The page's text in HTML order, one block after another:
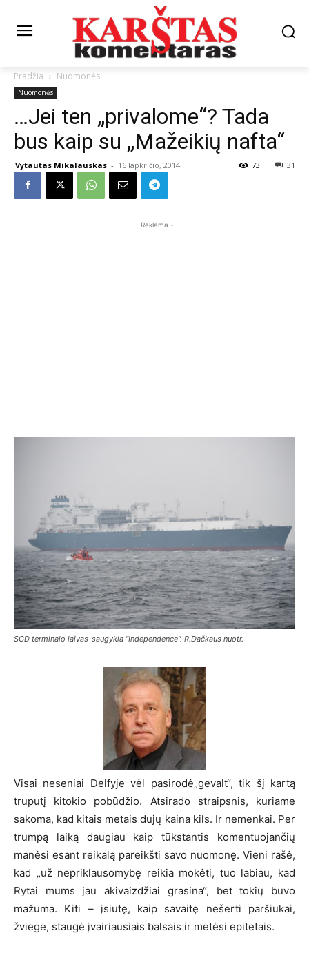
Pradžia Nuomonės
Nuomonės
…Jei ten „privalome“? Tada
bus kaip su „Mažeikių nafta“
Vytautas Mikalauskas - 16 lapkričio, 2014 31
73
- Reklama -
SGD terminalo laivas-saugykla "Independence". R.Dačkaus nuotr.
Visai neseniai Delfyje vėl pasirodė„gevalt“, tik šį kartą
truputį kitokio pobūdžio. Atsirado straipsnis, kuriame
sakoma, kad kitais metais dujų kaina kils. Ir nemenkai. Per
trumpą laiką daugiau kaip tūkstantis komentuojančių
manėsi esant reikalą pareikšti savo nuomonę. Vieni rašė,
kad „už nepriklausomybę reikia mokėti, tuo labiau, kad
Rytai mums jau akivaizdžiai grasina“, bet tokių buvo
mažuma. Kiti – įsiutę, kaip savaitę nešerti paršiukai,
žviegė, staugė įvairiausiais balsais ir mėtėsi epitetais.